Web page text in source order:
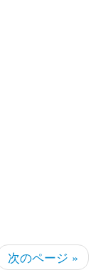
次のページ »